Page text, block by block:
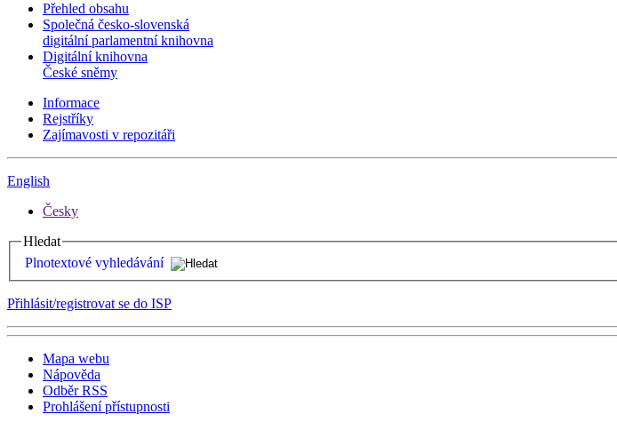
Přehled obsahu
Společná česko-slovenská
digitální parlamentní knihovna
Digitální knihovna
České sněmy
Informace
Rejstříky
Zajímavosti v repozitáři
English
Česky
Hledat
Plnotextové vyhledávání
Přihlásit/registrovat se do ISP
Mapa webu
Nápověda
Odběr RSS
Prohlášení přístupnosti